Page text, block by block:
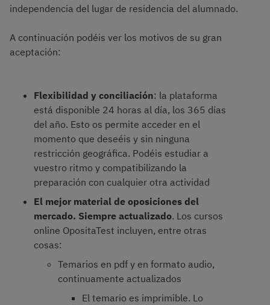
independencia del lugar de residencia del alumnado.
A continuación podéis ver los motivos de su gran
aceptación:
Flexibilidad y conciliación: la plataforma
está disponible 24 horas al día, los 365 días
del año. Esto os permite acceder en el
momento que deseéis y sin ninguna
restricción geográfica. Podéis estudiar a
vuestro ritmo y compatibilizando la
preparación con cualquier otra actividad
El mejor material de oposiciones del
mercado. Siempre actualizado. Los cursos
online OpositaTest incluyen, entre otras
cosas:
Temarios en pdf y en formato audio,
continuamente actualizados
El temario es imprimible. Lo